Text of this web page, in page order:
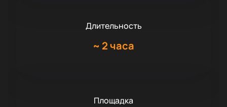
Длительность
~ 2 часа
Площадка